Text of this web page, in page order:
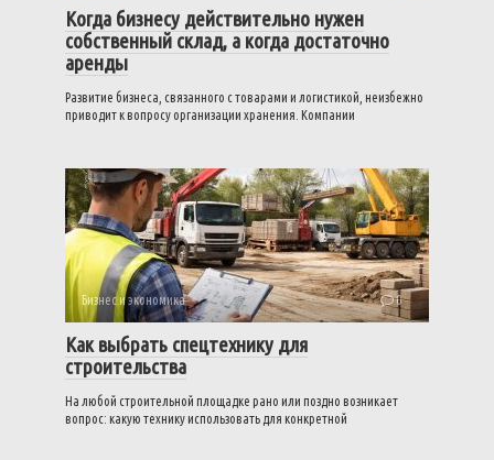
Когда бизнесу действительно нужен
собственный склад, а когда достаточно
аренды
Развитие бизнеса, связанного с товарами и логистикой, неизбежно
приводит к вопросу организации хранения. Компании
Бизнес и экономика 0
Как выбрать спецтехнику для
строительства
На любой строительной площадке рано или поздно возникает
вопрос: какую технику использовать для конкретной